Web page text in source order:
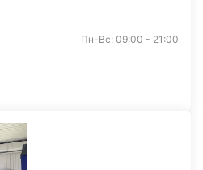
Пн-Вс: 09:00 - 21:00